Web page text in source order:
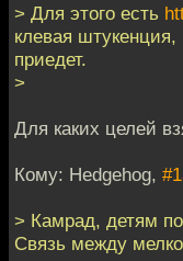
> Для этого есть
клевая штукенция,
приедет.
>
Для каких целей
Кому: Hedgehog,
> Камрад, детям
Связь между